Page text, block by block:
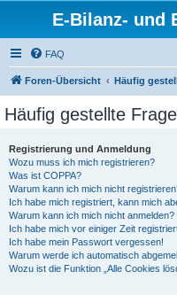
E-Bilanz- und
FAQ
Foren-Übersicht Häufig
Häufig gestellte
Registrierung und Anmeldung
Wozu muss ich mich registrieren?
Was ist COPPA?
Warum kann ich mich nicht
Ich habe mich registriert, kann mich
Warum kann ich mich nicht anmelden?
Ich habe mich vor einiger Zeit
Ich habe mein Passwort vergessen!
Warum werde ich automatisch
Wozu ist die Funktion „Alle Cookies